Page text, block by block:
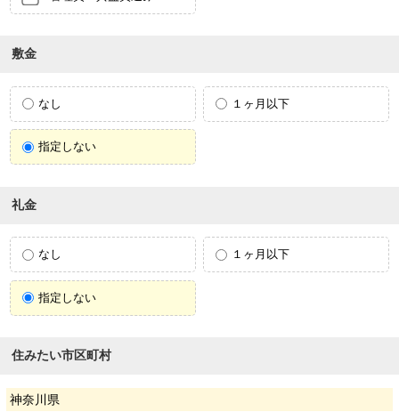
敷金
なし １ヶ月以下
指定しない
礼金
なし １ヶ月以下
指定しない
住みたい市区町村
神奈川県